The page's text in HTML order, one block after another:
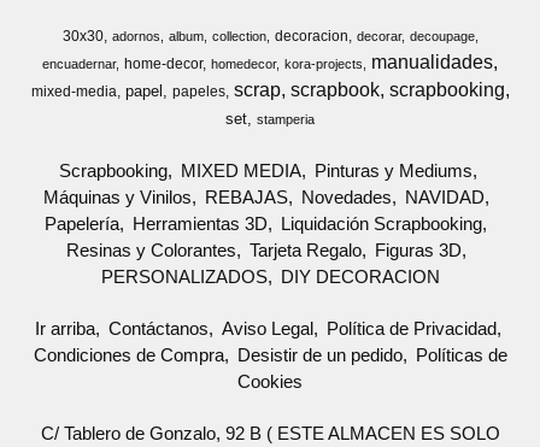
30x30 adornos album collection decoracion decorar
decoupage
encuadernar
home-decor homedecor kora-projects manualidades
mixed-media papel papeles scrap scrapbook scrapbooking
set stamperia
Scrapbooking MIXED MEDIA
Pinturas y Mediums
Máquinas y Vinilos
REBAJAS Novedades
NAVIDAD
Papelería
Herramientas 3D
Liquidación Scrapbooking
Resinas y Colorantes
Tarjeta Regalo
Figuras 3D
PERSONALIZADOS
DIY DECORACION
Ir arriba Contáctanos Aviso Legal
Política de Privacidad
Condiciones de Compra
Desistir de un pedido
Políticas de
Cookies
C/ Tablero de Gonzalo, 92 B ( ESTE ALMACEN ES SOLO